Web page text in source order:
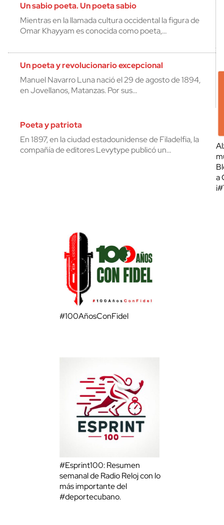
Un sabio poeta. Un poeta sabio
Mientras en la llamada cultura occidental la figura de
Omar Khayyam es conocida como poeta,…
Un poeta y revolucionario excepcional
Manuel Navarro Luna nació el 29 de agosto de 1894,
en Jovellanos, Matanzas. Por sus…
Poeta y patriota
En 1897, en la ciudad estadounidense de Filadelfia, la
compañía de editores Levytype publicó un…
a
#100AñosConFidel
#Esprint100: Resumen
semanal de Radio Reloj con lo
más importante del
#deportecubano.